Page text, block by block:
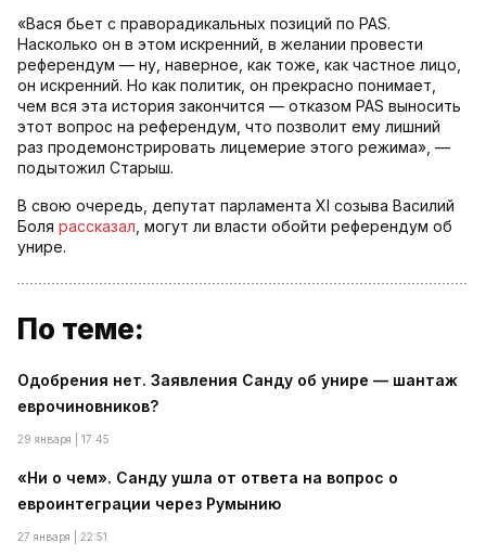
«Вася бьет с праворадикальных позиций по PAS.
Насколько он в этом искренний, в желании провести
референдум — ну, наверное, как тоже, как частное лицо,
он искренний. Но как политик, он прекрасно понимает,
чем вся эта история закончится — отказом PAS выносить
этот вопрос на референдум, что позволит ему лишний
раз продемонстрировать лицемерие этого режима», —
подытожил Старыш.
В свою очередь, депутат парламента XI созыва Василий
Боля рассказал , могут ли власти обойти референдум об
унире.
По теме:
Одобрения нет. Заявления Санду об унире — шантаж
еврочиновников?
29 января | 17:45
«Ни о чем». Санду ушла от ответа на вопрос о
евроинтеграции через Румынию
27 января | 22:51